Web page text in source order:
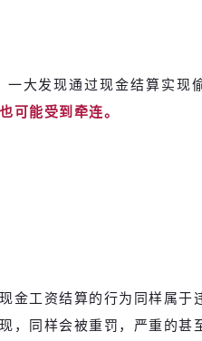
大发现通过现金结算实现
可能受到牵连。
金工资结算的行为同样属于
，同样会被重罚，严重的甚